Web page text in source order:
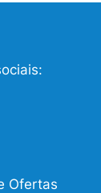
Ofertas